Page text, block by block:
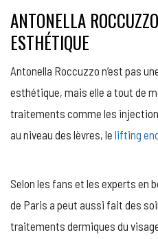
ANTONELLA
ESTHÉTIQUE
Antonella Roccuzzo n’est pas
esthétique, mais elle a tout de
traitements comme les
au niveau des lèvres, le lifting
Selon les fans et les experts en
de Paris a peut aussi fait des
traitements dermiques du